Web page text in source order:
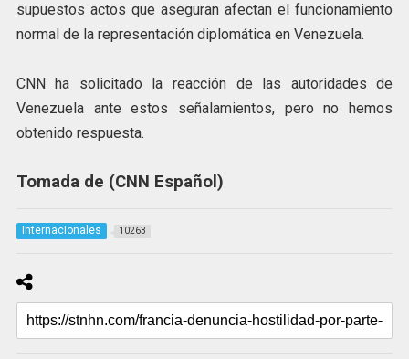
supuestos actos que aseguran afectan el funcionamiento
normal de la representación diplomática en Venezuela.
CNN ha solicitado la reacción de las autoridades de
Venezuela ante estos señalamientos, pero no hemos
obtenido respuesta.
Tomada de (CNN Español)
Internacionales 10263